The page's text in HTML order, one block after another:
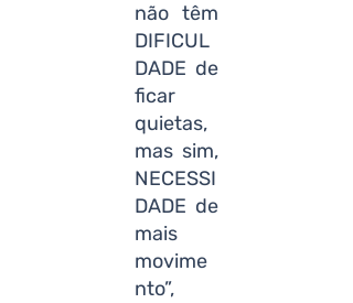
não têm
DIFICUL
DADE de
ficar
quietas,
mas sim,
NECESSI
DADE de
mais
movime
nto”,